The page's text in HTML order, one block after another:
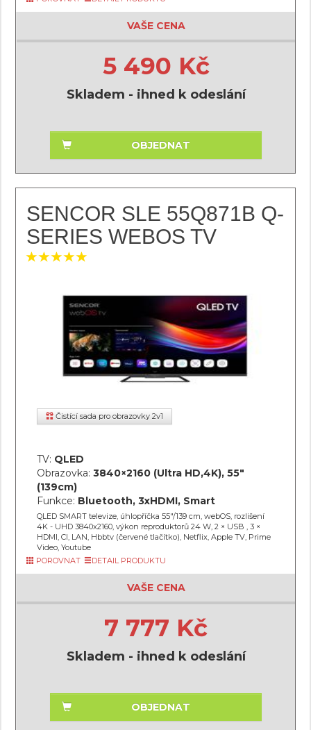
VAŠE CENA
5 490 Kč
Skladem - ihned k odeslání
OBJEDNAT
SENCOR SLE 55Q871B Q-
SERIES WEBOS TV
Čistící sada pro obrazovky 2v1
TV: QLED
Obrazovka: 3840×2160 (Ultra HD,4K), 55"
(139cm)
Funkce: Bluetooth, 3xHDMI, Smart
QLED SMART televize, úhlopříčka 55"/139 cm, webOS, rozlišení
4K - UHD 3840x2160, výkon reproduktorů 24 W, 2 × USB , 3 ×
HDMI, CI, LAN, Hbbtv (červené tlačítko), Netflix, Apple TV, Prime
Video, Youtube
POROVNAT
DETAIL PRODUKTU
VAŠE CENA
7 777 Kč
Skladem - ihned k odeslání
OBJEDNAT